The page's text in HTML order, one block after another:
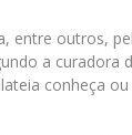
entre outros,
a curadora
conheça